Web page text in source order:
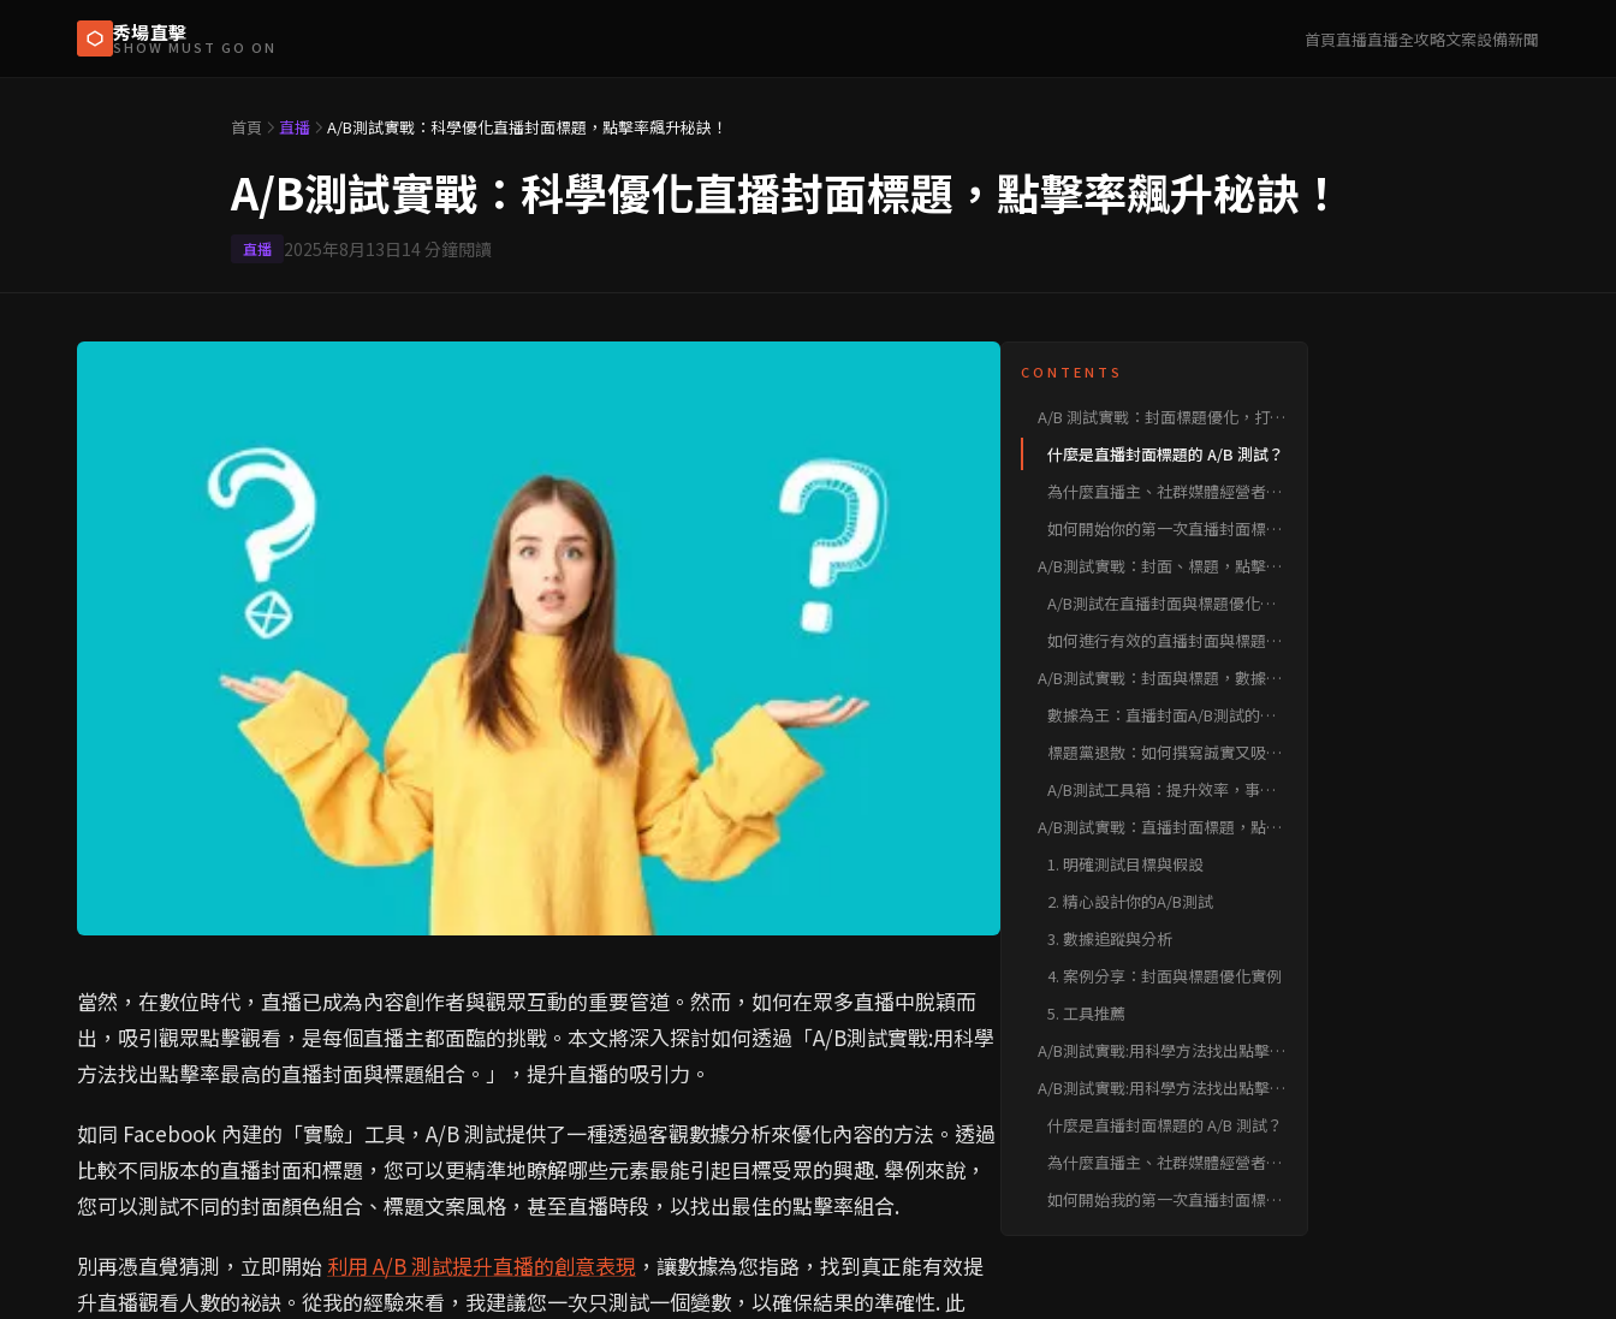
秀場直擊
SHOW MUST GO ON 首頁直播直播全攻略文案設備新聞
首頁 直播 A/B測試實戰：科學優化直播封面標題，點擊率飆升秘訣！
A/B測試實戰：科學優化直播封面標題，點擊率飆升秘訣！
直播 2025年8月13日14 分鐘閱讀
當然，在數位時代，直播已成為內容創作者與觀眾互動的重要管道。然而，如何在眾多直播中脫穎而
出，吸引觀眾點擊觀看，是每個直播主都面臨的挑戰。本文將深入探討如何透過「A/B測試實戰:用科學
方法找出點擊率最高的直播封面與標題組合。」，提升直播的吸引力。
如同 Facebook 內建的「實驗」工具，A/B 測試提供了一種透過客觀數據分析來優化內容的方法。透過
比較不同版本的直播封面和標題，您可以更精準地瞭解哪些元素最能引起目標受眾的興趣. 舉例來說，
您可以測試不同的封面顏色組合、標題文案風格，甚至直播時段，以找出最佳的點擊率組合.
別再憑直覺猜測，立即開始 利用 A/B 測試提升直播的創意表現 ，讓數據為您指路，找到真正能有效提
升直播觀看人數的祕訣。從我的經驗來看，我建議您一次只測試一個變數，以確保結果的準確性. 此
CONTENTS
A/B 測試實戰：封面標題優化，打造
什麼是直播封面標題的 A/B 測試？
為什麼直播主、社群媒體經營者和
如何開始你的第一次直播封面標題
A/B測試實戰：封面、標題，點擊率
A/B測試在直播封面與標題優化中
如何進行有效的直播封面與標題
A/B測試實戰：封面與標題，數據揭
數據為王：直播封面A/B測試的關
標題黨退散：如何撰寫誠實又吸睛
A/B測試工具箱：提升效率，事半
A/B測試實戰：直播封面標題，點擊
1. 明確測試目標與假設
2. 精心設計你的A/B測試
3. 數據追蹤與分析
4. 案例分享：封面與標題優化實例
5. 工具推薦
A/B測試實戰:用科學方法找出點擊率
A/B測試實戰:用科學方法找出點擊率
問題快速FAQ
什麼是直播封面標題的 A/B 測試？
為什麼直播主、社群媒體經營者和
如何開始我的第一次直播封面標題